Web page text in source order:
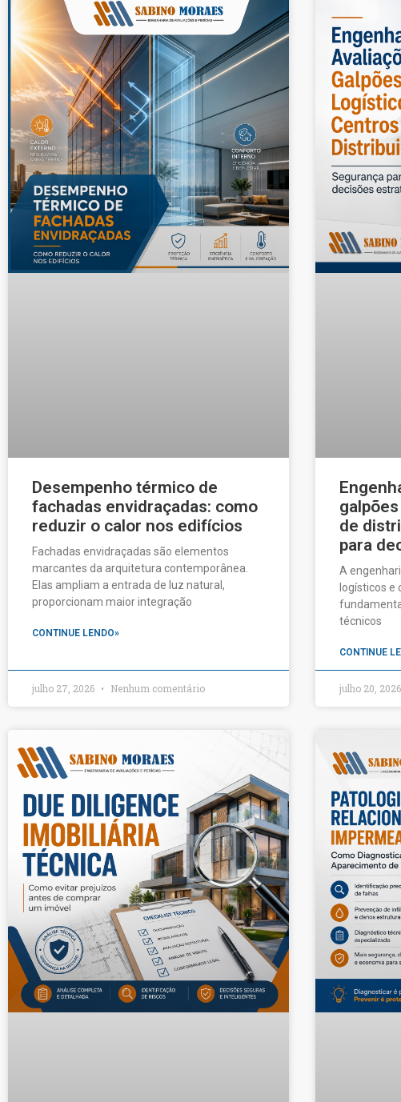
Desempenho térmico de
fachadas envidraçadas: como
reduzir o calor nos edifícios
Fachadas envidraçadas são elementos
marcantes da arquitetura contemporânea.
Elas ampliam a entrada de luz natural,
proporcionam maior integração
CONTINUE LENDO»
julho 27, 2026 Nenhum comentário
de
para
A
logísticos e
técnicos
CONTINUE
julho 20, 2026